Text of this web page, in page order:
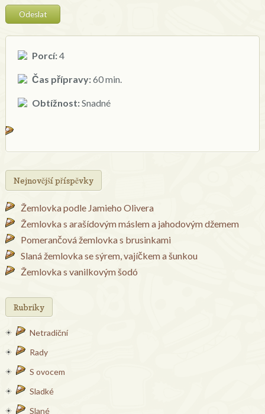
Porcí:4
Čas přípravy:60 min.
Obtížnost:Snadné
Nejnovější příspěvky
Žemlovka podle Jamieho Olivera
Žemlovka s arašídovým máslem a jahodovým džemem
Pomerančová žemlovka s brusinkami
Slaná žemlovka se sýrem, vajíčkem a šunkou
Žemlovka s vanilkovým šodó
Rubriky
Netradiční
Rady
S ovocem
Sladké
Slané